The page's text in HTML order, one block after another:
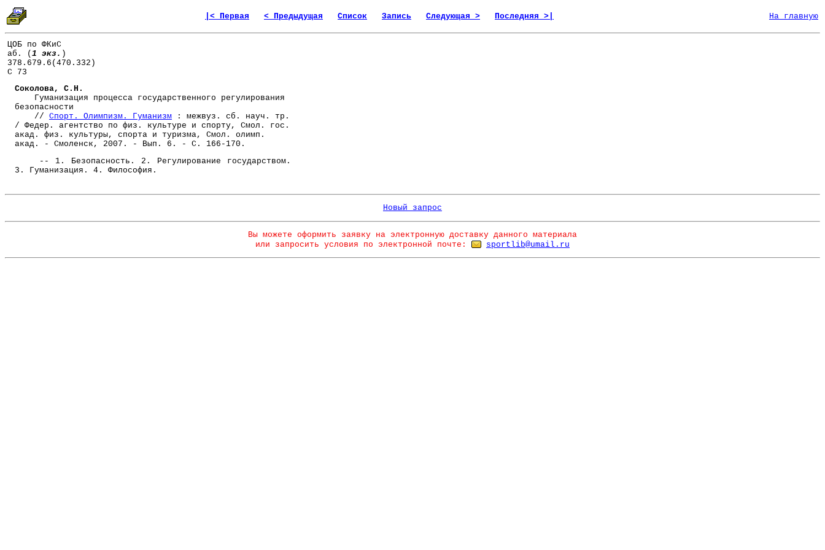
|< Первая < Предыдущая Список Запись Следующая > Последняя >| На главную
ЦОБ по ФКиС
аб. ( 1 экз. )
378.679.6(470.332)
С 73
Соколова, С.Н.
Гуманизация процесса государственного регулирования
безопасности
// Спорт. Олимпизм. Гуманизм : межвуз. сб. науч. тр.
/ Федер. агентство по физ. культуре и спорту, Смол. гос.
акад. физ. культуры, спорта и туризма, Смол. олимп.
акад. - Смоленск, 2007. - Вып. 6. - С. 166-170.
-- 1. Безопасность. 2. Регулирование государством.
3. Гуманизация. 4. Философия.
Новый запрос
Вы можете оформить заявку на электронную доставку данного материала
или запросить условия по электронной почте:
sportlib@umail.ru